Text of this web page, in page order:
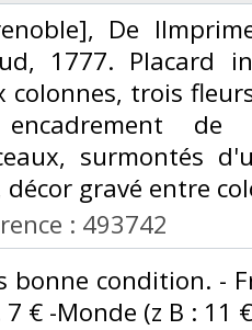
De
1777. Placard
colonnes, trois
de
surmontés
décor gravé entre
: 493742
bonne condition. -
7 € -Monde (z B : 11